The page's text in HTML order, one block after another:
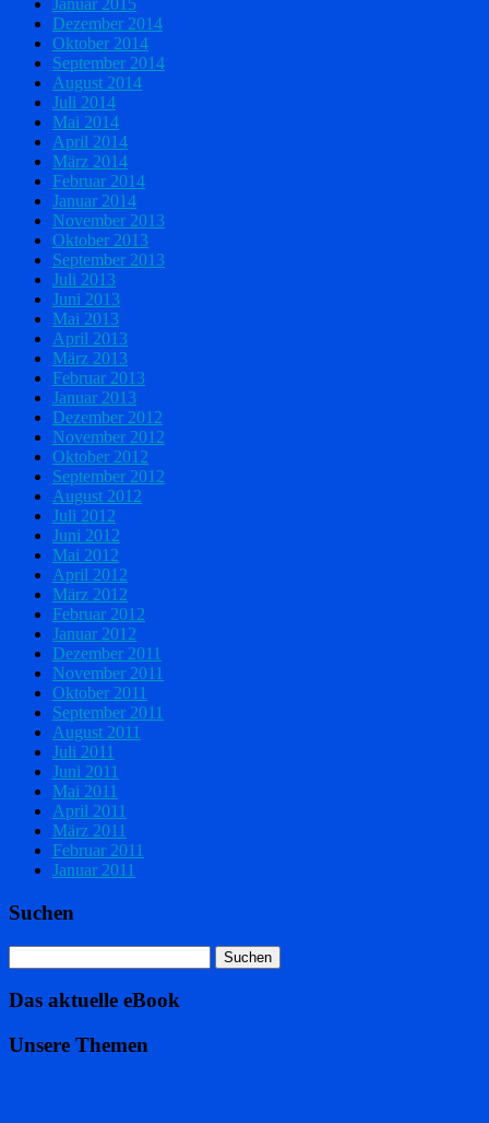
Januar 2015
Dezember 2014
Oktober 2014
September 2014
August 2014
Juli 2014
Mai 2014
April 2014
März 2014
Februar 2014
Januar 2014
November 2013
Oktober 2013
September 2013
Juli 2013
Juni 2013
Mai 2013
April 2013
März 2013
Februar 2013
Januar 2013
Dezember 2012
November 2012
Oktober 2012
September 2012
August 2012
Juli 2012
Juni 2012
Mai 2012
April 2012
März 2012
Februar 2012
Januar 2012
Dezember 2011
November 2011
Oktober 2011
September 2011
August 2011
Juli 2011
Juni 2011
Mai 2011
April 2011
März 2011
Februar 2011
Januar 2011
Suchen
Das aktuelle eBook
Unsere Themen